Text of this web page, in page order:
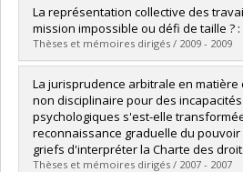
Graduate :Villemure, Emilie
Cycle :Master's
Grade :M. Sc.
Lien vers le document dans Papyrus
La représentation collective des
mission impossible ou défi de taille ?
Thèses et mémoires dirigés / 2009 - 2009
Graduate :Ouellet-Poulin, Roxanne
Cycle :Master's
Grade :M. Sc.
Lien vers le document dans Papyrus
La jurisprudence arbitrale en
non disciplinaire pour des
psychologiques s'est-elle
reconnaissance graduelle du
griefs d'interpréter la Charte des
Thèses et mémoires dirigés / 2007 - 2007